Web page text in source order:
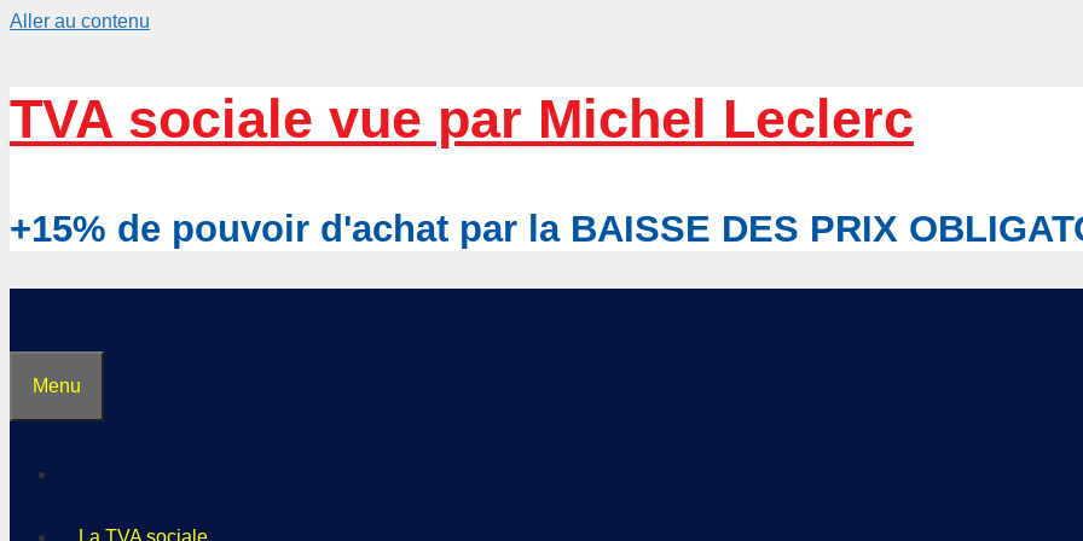
Aller au contenu
TVA sociale vue par Michel Leclerc
+15% de pouvoir d'achat par la BAISSE DES PRIX
Menu
La TVA sociale